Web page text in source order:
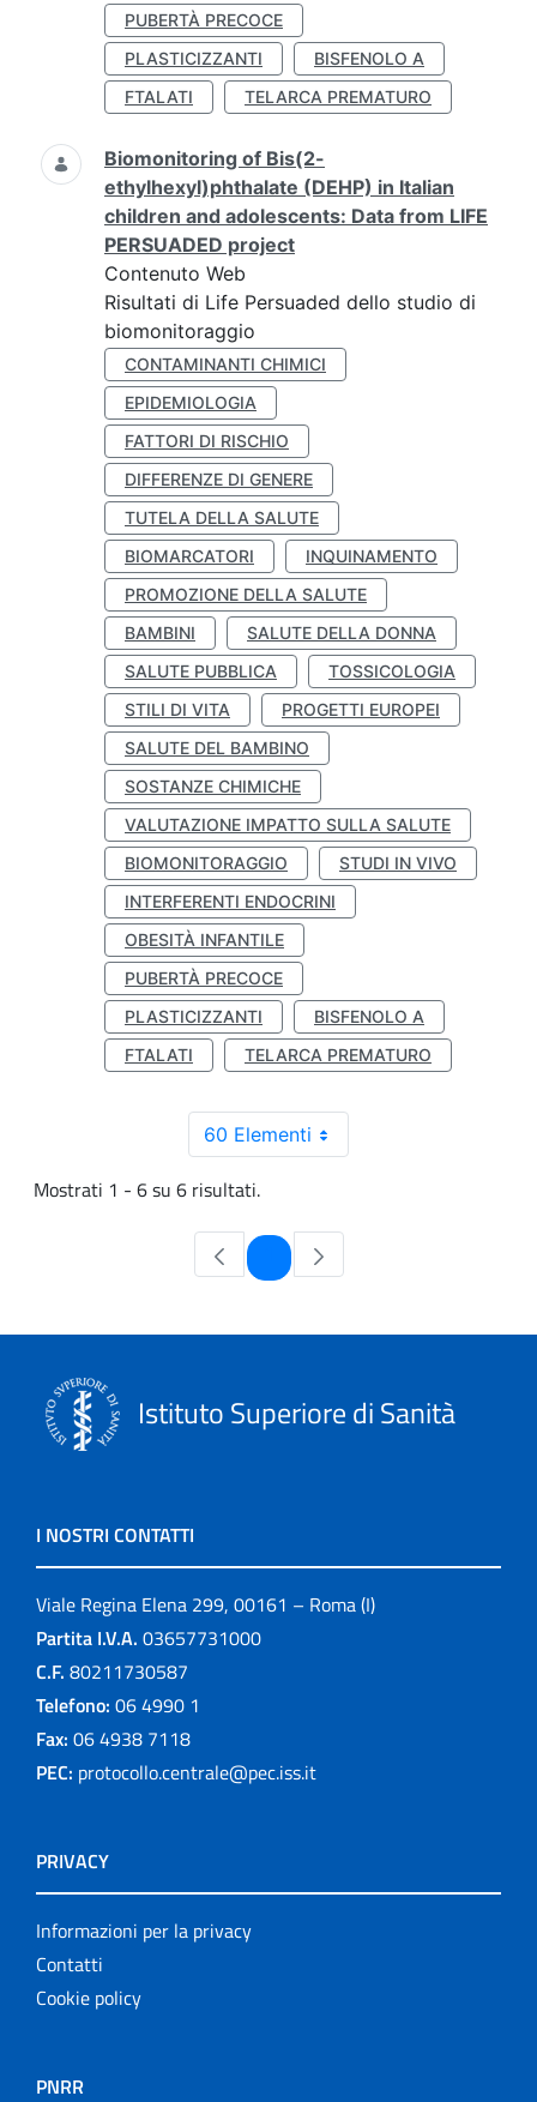
PUBERTÀ PRECOCE
PLASTICIZZANTI
BISFENOLO A
FTALATI
TELARCA PREMATURO
Biomonitoring of Bis(2-
ethylhexyl)phthalate (DEHP) in Italian
children and adolescents: Data from LIFE
PERSUADED project
Contenuto Web
Risultati di Life Persuaded dello studio di
biomonitoraggio
CONTAMINANTI CHIMICI
EPIDEMIOLOGIA
FATTORI DI RISCHIO
DIFFERENZE DI GENERE
TUTELA DELLA SALUTE
BIOMARCATORI
INQUINAMENTO
PROMOZIONE DELLA SALUTE
BAMBINI
SALUTE DELLA DONNA
SALUTE PUBBLICA
TOSSICOLOGIA
STILI DI VITA
PROGETTI EUROPEI
SALUTE DEL BAMBINO
SOSTANZE CHIMICHE
VALUTAZIONE IMPATTO SULLA SALUTE
BIOMONITORAGGIO
STUDI IN VIVO
INTERFERENTI ENDOCRINI
OBESITÀ INFANTILE
PUBERTÀ PRECOCE
PLASTICIZZANTI
BISFENOLO A
FTALATI
TELARCA PREMATURO
60 Elementi
Mostrati 1 - 6 su 6 risultati.
Pagina
Istituto Superiore di Sanità
I NOSTRI CONTATTI
Viale Regina Elena 299, 00161 – Roma (I)
Partita I.V.A. 03657731000
C.F. 80211730587
Telefono: 06 4990 1
Fax: 06 4938 7118
PEC: protocollo.centrale@pec.iss.it
PRIVACY
Informazioni per la privacy
Contatti
Cookie policy
PNRR